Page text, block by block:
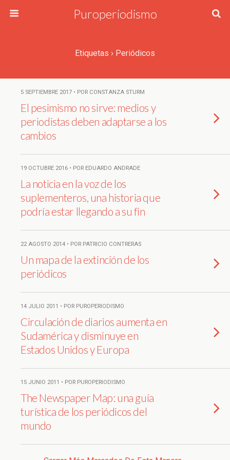
Puroperiodismo
Etiquetas › Periódicos
5 SEPTIEMBRE 2017 • POR CONSTANZA STURM
El pesimismo no sirve: medios y
periodistas deben adaptarse a los
cambios
19 OCTUBRE 2016 • POR EDUARDO ANDRADE
La noticia en la voz de los
suplementeros, una historia que
podría estar llegando a su fin
22 AGOSTO 2014 • POR PATRICIO CONTRERAS
Un mapa de la extinción de los
periódicos
14 JULIO 2011 • POR PUROPERIODISMO
Circulación de diarios aumenta en
Sudamérica y disminuye en
Estados Unidos y Europa
15 JUNIO 2011 • POR PUROPERIODISMO
The Newspaper Map: una guía
turística de los periódicos del
mundo